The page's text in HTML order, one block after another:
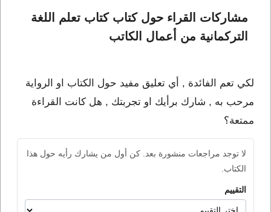
مشاركات القراء حول كتاب كتاب تعلم اللغة
التركمانية من أعمال الكاتب
لكي تعم الفائدة , أي تعليق مفيد حول الكتاب او الرواية
مرحب به , شارك برأيك او تجربتك , هل كانت القراءة
ممتعة؟
لا توجد مراجعات منشورة بعد. كن أول من يشارك رأيه حول هذا
الكتاب.
التقييم